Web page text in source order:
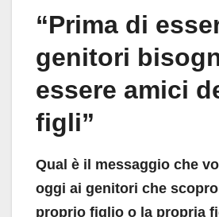
“Prima di
genitori
essere amici
figli”
Qual è il messaggio che
oggi ai genitori che
proprio figlio o la propria